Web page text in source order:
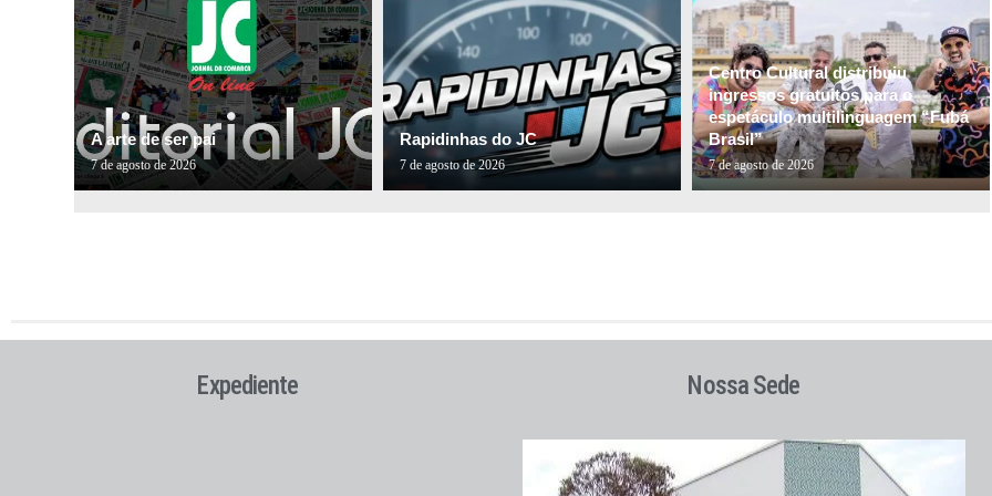
A arte de ser pai
7 de agosto de 2026
Rapidinhas do JC
7 de agosto de 2026
Centro Cultural distribuiu
ingressos gratuitos para o
espetáculo multilinguagem “Fubá
Brasil”
7 de agosto de 2026
Expediente Nossa Sede